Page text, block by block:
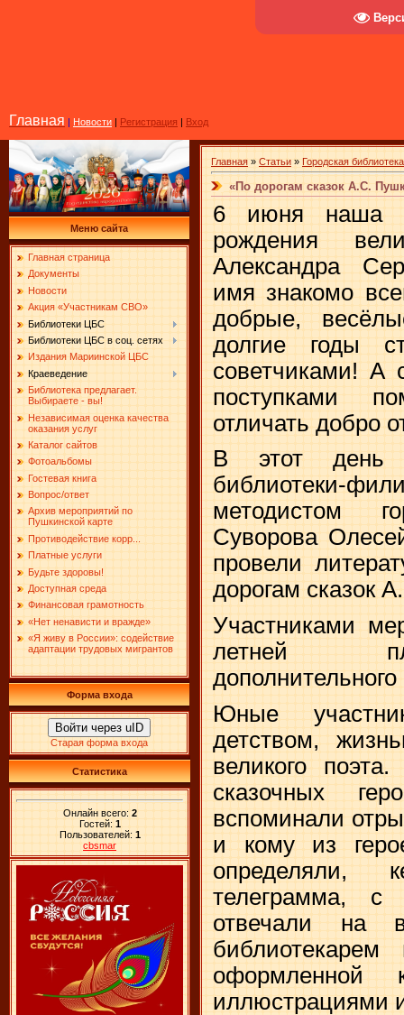
Главная | Новости | Регистрация | Вход
Меню сайта
Главная страница
Документы
Новости
Акция «Участникам СВО»
Библиотеки ЦБС
Библиотеки ЦБС в соц. сетях
Издания Мариинской ЦБС
Краеведение
Библиотека предлагает.
Выбираете - вы!
Независимая оценка качества
оказания услуг
Каталог сайтов
Фотоальбомы
Гостевая книга
Вопрос/ответ
Архив мероприятий по
Пушкинской карте
Противодействие корр...
Платные услуги
Будьте здоровы!
Доступная среда
Финансовая грамотность
«Нет ненависти и вражде»
«Я живу в России»: содействие
адаптации трудовых мигрантов
Форма входа
Войти через uID
Старая форма входа
Статистика
Онлайн всего: 2
Гостей: 1
Пользователей: 1
cbsmar
Главная » Статьи » Городская
«По дорогам сказок А.С.
6 июня наша
рождения
Александра
имя знакомо
добрые,
долгие годы
советчиками! А
поступками
отличать добро
В этот день
библиотеки-
методистом
Суворова
провели
дорогам сказок
Участниками
летней
Юные
детством,
великого
сказочных
вспоминали
и кому из
определяли,
телеграмма, с
отвечали на
оформленной
иллюстрациями